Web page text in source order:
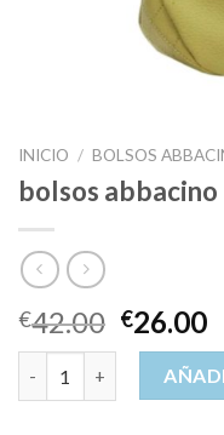
INICIO / BOLSOS
bolsos abbacino
€42.00 €26.00
bolsos abbacino cantidad